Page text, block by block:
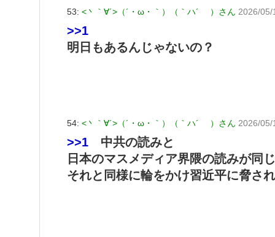
53: <丶｀∀´>（´・ω・｀）（｀ハ´ ）さん 2026/05/
>>1
明日もあるんじゃないの？
54: <丶｀∀´>（´・ω・｀）（｀ハ´ ）さん 2026/
>>1 中共の読みと
日本のマスメディア界隈の読みが同じ
それと同様に輪をかけ習近平に脅さ